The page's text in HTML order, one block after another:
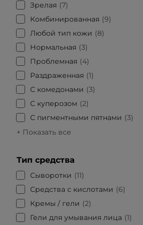
Зрелая
7
Комбинированная
9
Любой тип кожи
8
Нормальная
3
Проблемная
4
Раздраженная
1
С комедонами
3
С куперозом
2
С пигментными пятнами
3
+ Показать все
Тип средства
Сыворотки
11
Средства с кислотами
6
Кремы / гели
2
Гели для умывания лица
1